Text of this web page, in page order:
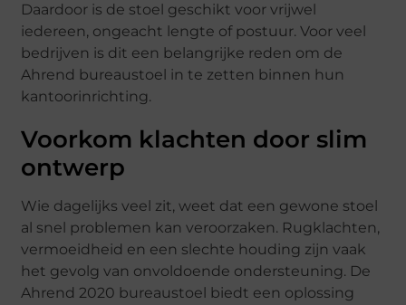
Daardoor is de stoel geschikt voor vrijwel
iedereen, ongeacht lengte of postuur. Voor veel
bedrijven is dit een belangrijke reden om de
Ahrend bureaustoel in te zetten binnen hun
kantoorinrichting.
Voorkom klachten door slim
ontwerp
Wie dagelijks veel zit, weet dat een gewone stoel
al snel problemen kan veroorzaken. Rugklachten,
vermoeidheid en een slechte houding zijn vaak
het gevolg van onvoldoende ondersteuning. De
Ahrend 2020 bureaustoel biedt een oplossing